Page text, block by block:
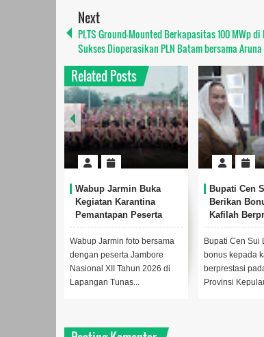
Next
PLTS Ground-Mounted Berkapasitas 100 MWp
Sukses Dioperasikan PLN Batam bersama Aruna
Related Posts
Wabup Jarmin Buka
Kegiatan Karantina
Pemantapan Peserta
Jamnas XII Tahun 2026
Wabup Jarmin foto bersama
dengan peserta Jambore
Nasional XII Tahun 2026 di
Lapangan Tunas...
Bupati Cen
Berikan
Kafilah
MTQ XII
Tahun 2026
Bupati Cen Sui
bonus kepada
berprestasi
Provinsi